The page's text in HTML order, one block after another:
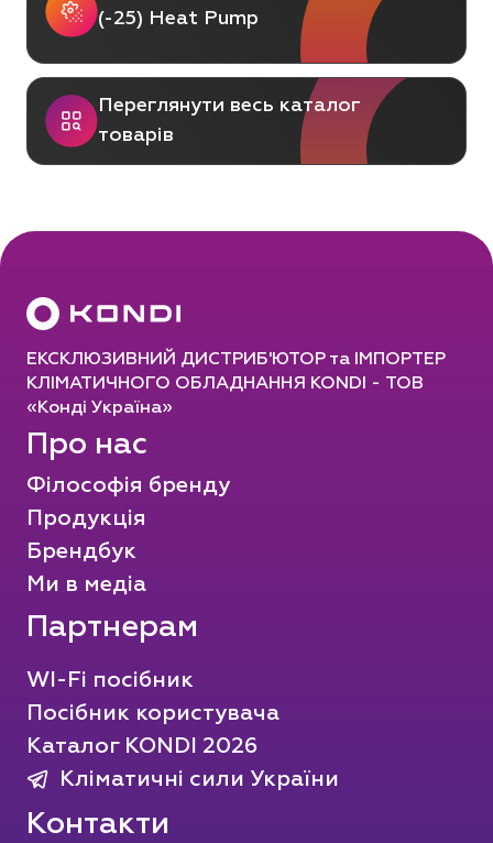
(-25) Heat Pump
Переглянути весь каталог
товарів
ЕКСКЛЮЗИВНИЙ ДИСТРИБ'ЮТОР та ІМПОРТЕР
КЛІМАТИЧНОГО ОБЛАДНАННЯ KONDI - ТОВ
«Конді Україна»
Про нас
Філософія бренду
Продукція
Брендбук
Ми в медіа
Партнерам
WI-Fi посібник
Посібник користувача
Каталог KONDI 2026
Кліматичні сили України
Контакти